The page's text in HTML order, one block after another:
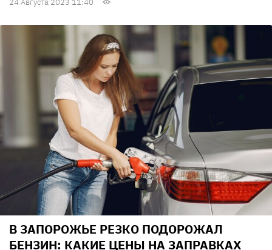
24 Августа 2023 11:40
В ЗАПОРОЖЬЕ РЕЗКО ПОДОРОЖАЛ
БЕНЗИН: КАКИЕ ЦЕНЫ НА ЗАПРАВКАХ